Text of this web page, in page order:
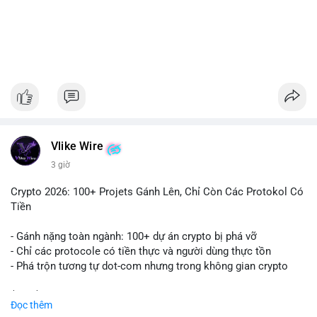
Vlike Wire
3 giờ
Crypto 2026: 100+ Projets Gánh Lên, Chỉ Còn Các Protokol Có
Tiền
- Gánh nặng toàn ngành: 100+ dự án crypto bị phá vỡ
- Chỉ các protocole có tiền thực và người dùng thực tồn
- Phá trộn tương tự dot-com nhưng trong không gian crypto
Đọc thêm